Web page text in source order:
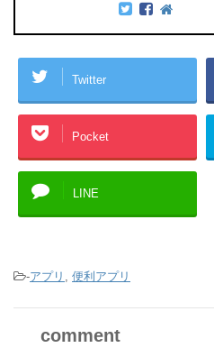
Twitter
Pocket
LINE
-アプリ , 便利アプリ
comment